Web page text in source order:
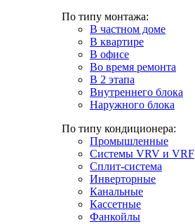
По типу монтажа:
В частном доме
В квартире
В офисе
Во время ремонта
В 2 этапа
Внутреннего блока
Наружного блока
По типу кондиционера:
Промышленные
Системы VRV и VRF
Сплит-система
Инверторные
Канальные
Кассетные
Фанкойлы